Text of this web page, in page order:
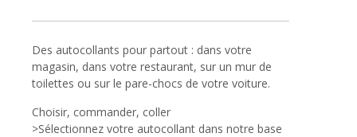
Corona Covid-19
Des autocollants pour partout : dans votre
magasin, dans votre restaurant, sur un mur de
toilettes ou sur le pare-chocs de votre voiture.
Choisir, commander, coller
>Sélectionnez votre autocollant dans notre base